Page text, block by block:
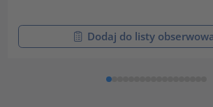
Dodaj do listy